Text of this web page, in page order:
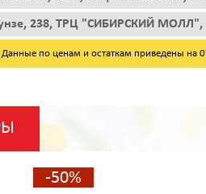
238, ТРЦ "СИБИРСКИЙ МОЛЛ",
по ценам и остаткам приведены на
-50%